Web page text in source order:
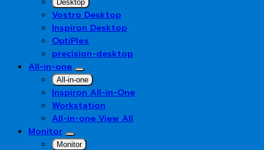
Desktop
Vostro Desktop
Inspiron Desktop
OptiPlex
precision-desktop
All-in-one
All-in-one
Inspiron All-in-One
Workstation
All-in-one View All
Monitor
Monitor